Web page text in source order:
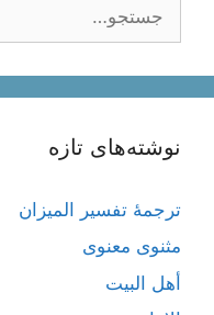
نوشته‌های تازه
ترجمۀ تفسیر المیزان
مثنوی معنوی
أهل البيت